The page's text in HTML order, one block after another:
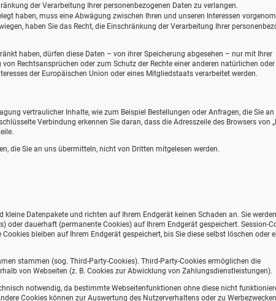
der Verarbeitung Ihrer personenbezogenen Daten zu verlangen.
haben, muss eine Abwägung zwischen Ihren und unseren Interessen
haben Sie das Recht, die Einschränkung der Verarbeitung Ihrer
haben, dürfen diese Daten – von ihrer Speicherung abgesehen – nur mit Ihrer
Rechtsansprüchen oder zum Schutz der Rechte einer anderen natürlichen oder
der Europäischen Union oder eines Mitgliedstaats verarbeitet werden.
vertraulicher Inhalte, wie zum Beispiel Bestellungen oder Anfragen, die Sie
Verbindung erkennen Sie daran, dass die Adresszeile des Browsers von
die Sie an uns übermitteln, nicht von Dritten mitgelesen werden.
kleine Datenpakete und richten auf Ihrem Endgerät keinen Schaden an. Sie werden
oder dauerhaft (permanente Cookies) auf Ihrem Endgerät gespeichert. Session-
bleiben auf Ihrem Endgerät gespeichert, bis Sie diese selbst löschen oder
stammen (sog. Third-Party-Cookies). Third-Party-Cookies ermöglichen die
von Webseiten (z. B. Cookies zur Abwicklung von Zahlungsdienstleistungen).
notwendig, da bestimmte Webseitenfunktionen ohne diese nicht
Cookies können zur Auswertung des Nutzerverhaltens oder zu Werbezwecken